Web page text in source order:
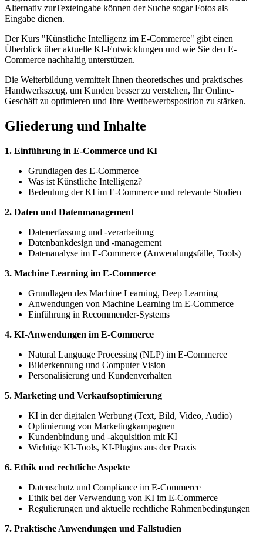
Alternativ zurTexteingabe können der Suche sogar Fotos als
Eingabe dienen.
Der Kurs "Künstliche Intelligenz im E-Commerce" gibt einen
Überblick über aktuelle KI-Entwicklungen und wie Sie den E-
Commerce nachhaltig unterstützen.
Die Weiterbildung vermittelt Ihnen theoretisches und praktisches
Handwerkszeug, um Kunden besser zu verstehen, Ihr Online-
Geschäft zu optimieren und Ihre Wettbewerbsposition zu stärken.
Gliederung und Inhalte
1. Einführung in E-Commerce und KI
Grundlagen des E-Commerce
Was ist Künstliche Intelligenz?
Bedeutung der KI im E-Commerce und relevante Studien
2. Daten und Datenmanagement
Datenerfassung und -verarbeitung
Datenbankdesign und -management
Datenanalyse im E-Commerce (Anwendungsfälle, Tools)
3. Machine Learning im E-Commerce
Grundlagen des Machine Learning, Deep Learning
Anwendungen von Machine Learning im E-Commerce
Einführung in Recommender-Systems
4. KI-Anwendungen im E-Commerce
Natural Language Processing (NLP) im E-Commerce
Bilderkennung und Computer Vision
Personalisierung und Kundenverhalten
5. Marketing und Verkaufsoptimierung
KI in der digitalen Werbung (Text, Bild, Video, Audio)
Optimierung von Marketingkampagnen
Kundenbindung und -akquisition mit KI
Wichtige KI-Tools, KI-Plugins aus der Praxis
6. Ethik und rechtliche Aspekte
Datenschutz und Compliance im E-Commerce
Ethik bei der Verwendung von KI im E-Commerce
Regulierungen und aktuelle rechtliche Rahmenbedingungen
7. Praktische Anwendungen und Fallstudien